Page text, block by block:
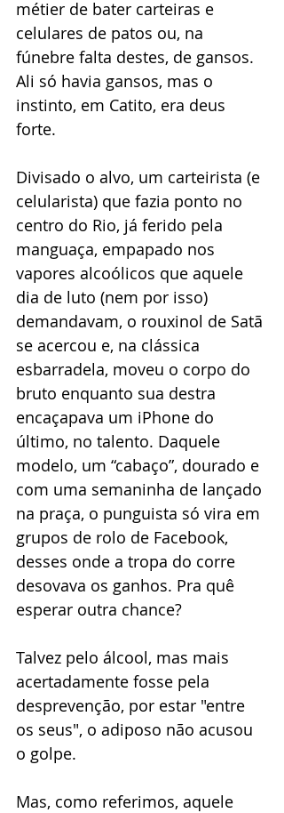
métier de bater carteiras e
celulares de patos ou, na
fúnebre falta destes, de gansos.
Ali só havia gansos, mas o
instinto, em Catito, era deus
forte.
Divisado o alvo, um carteirista (e
celularista) que fazia ponto no
centro do Rio, já ferido pela
manguaça, empapado nos
vapores alcoólicos que aquele
dia de luto (nem por isso)
demandavam, o rouxinol de Satã
se acercou e, na clássica
esbarradela, moveu o corpo do
bruto enquanto sua destra
encaçapava um iPhone do
último, no talento. Daquele
modelo, um “cabaço”, dourado e
com uma semaninha de lançado
na praça, o punguista só vira em
grupos de rolo de Facebook,
desses onde a tropa do corre
desovava os ganhos. Pra quê
esperar outra chance?
Talvez pelo álcool, mas mais
acertadamente fosse pela
desprevenção, por estar "entre
os seus", o adiposo não acusou
o golpe.
Mas, como referimos, aquele